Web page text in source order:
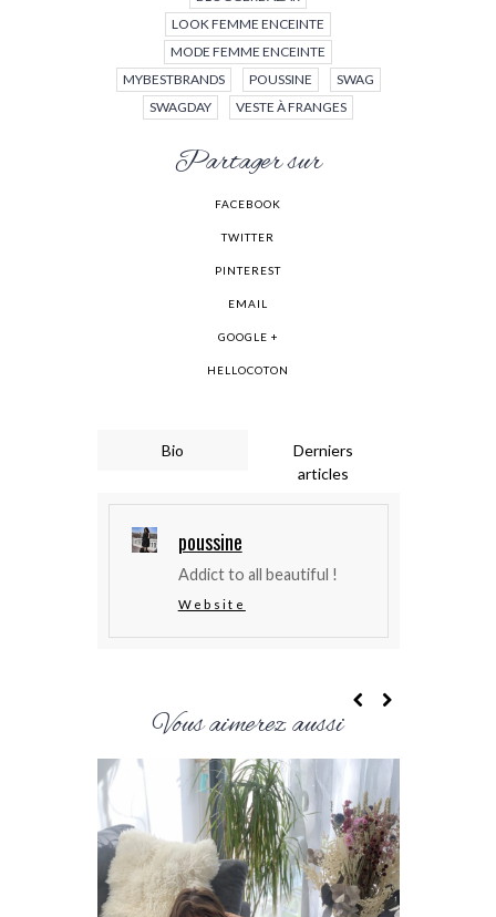
LOOK FEMME ENCEINTE
MODE FEMME ENCEINTE
MYBESTBRANDS
POUSSINE
SWAG
SWAGDAY
VESTE À FRANGES
Partager sur
FACEBOOK
TWITTER
PINTEREST
EMAIL
GOOGLE +
HELLOCOTON
Bio
Derniers
articles
poussine
Addict to all beautiful !
Website
Vous aimerez aussi